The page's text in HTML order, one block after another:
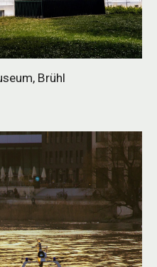
Brühl